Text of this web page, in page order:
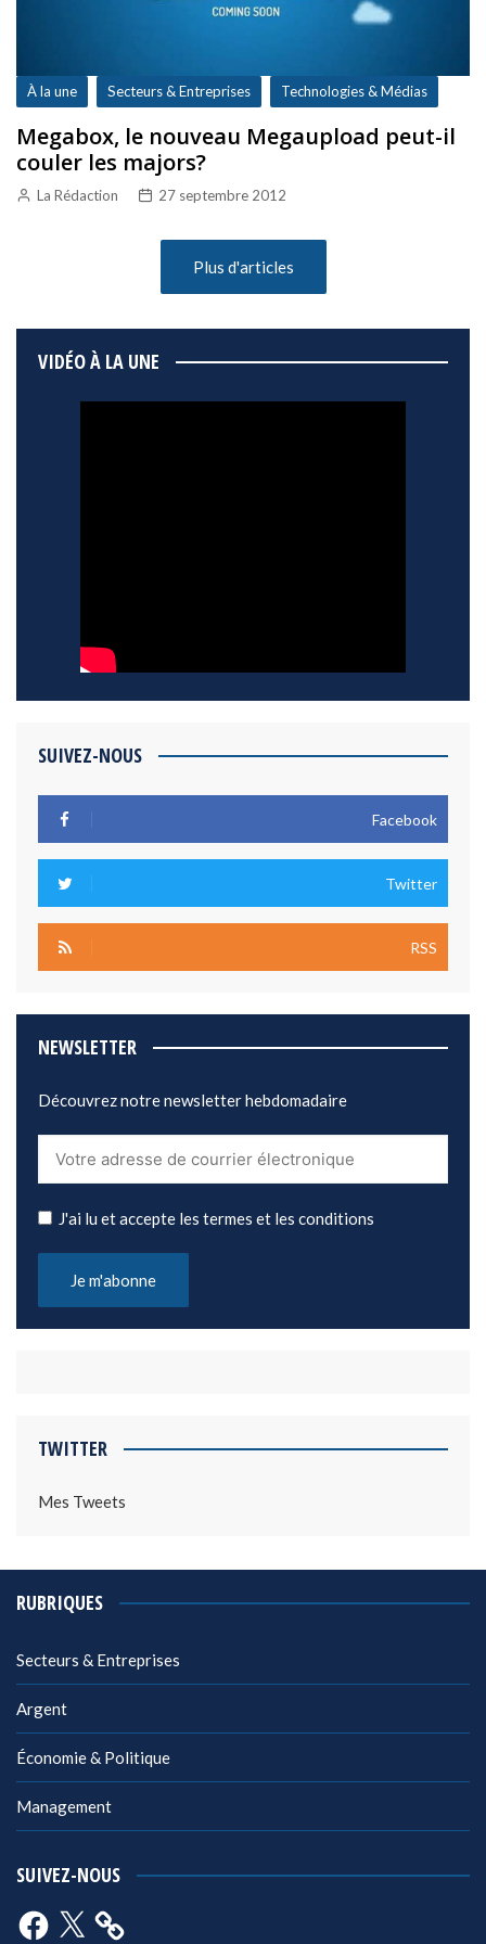
À la une Secteurs & Entreprises Technologies & Médias
Megabox, le nouveau Megaupload peut-il
couler les majors?
La Rédaction 27 septembre 2012
Plus d'articles
VIDÉO À LA UNE
SUIVEZ-NOUS
Facebook
Twitter
RSS
NEWSLETTER
Découvrez notre newsletter hebdomadaire
J'ai lu et accepte les termes et les conditions
TWITTER
Mes Tweets
RUBRIQUES
Secteurs & Entreprises
Argent
Économie & Politique
Management
SUIVEZ-NOUS
Facebook
X